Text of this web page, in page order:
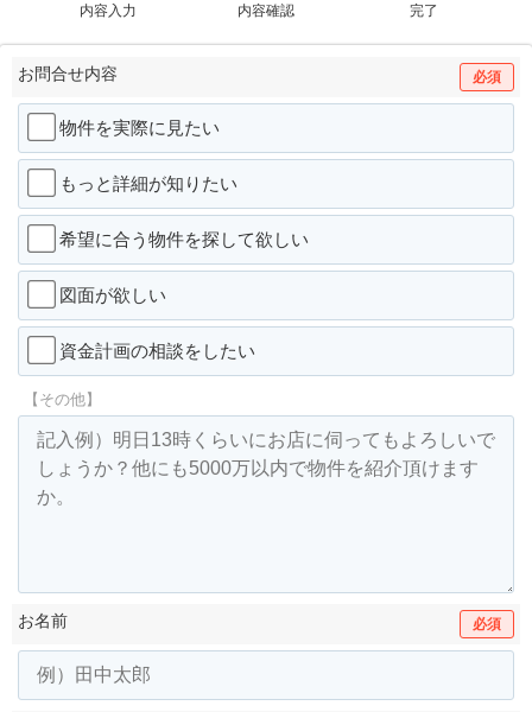
内容入力
内容確認
完了
お問合せ内容 必須
物件を実際に見たい
もっと詳細が知りたい
希望に合う物件を探して欲しい
図面が欲しい
資金計画の相談をしたい
【その他】
お名前 必須